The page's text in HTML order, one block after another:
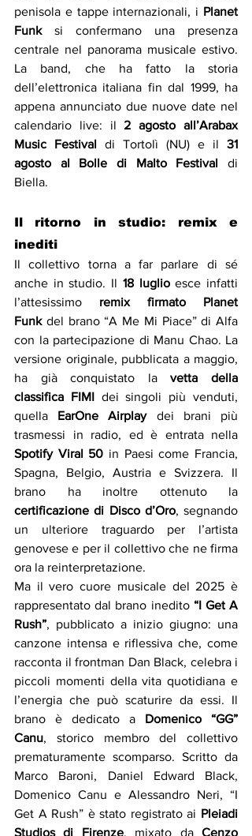
penisola e tappe internazionali, i Planet
Funk si confermano una presenza
centrale nel panorama musicale estivo.
La band, che ha fatto la storia
dell’elettronica italiana fin dal 1999, ha
appena annunciato due nuove date nel
calendario live: il 2 agosto all’Arabax
Music Festival di Tortolì (NU) e il 31
agosto al Bolle di Malto Festival di
Biella.
Il ritorno in studio: remix e
inediti
Il collettivo torna a far parlare di sé
anche in studio. Il 18 luglio esce infatti
l’attesissimo remix firmato Planet
Funk del brano “A Me Mi Piace” di Alfa
con la partecipazione di Manu Chao. La
versione originale, pubblicata a maggio,
ha già conquistato la vetta della
classifica FIMI dei singoli più venduti,
quella EarOne Airplay dei brani più
Spotify Viral 50 in Paesi come Francia,
Spagna, Belgio, Austria e Svizzera. Il
certificazione di Disco d’Oro, segnando
un ulteriore traguardo per l’artista
genovese e per il collettivo che ne firma
ora la reinterpretazione.
Ma il vero cuore musicale del 2025 è
rappresentato dal brano inedito “I Get A
Rush”, pubblicato a inizio giugno: una
canzone intensa e riflessiva che, come
racconta il frontman Dan Black, celebra i
piccoli momenti della vita quotidiana e
l’energia che può scaturire da essi. Il
brano è dedicato a Domenico “GG”
Canu, storico membro del collettivo
prematuramente scomparso. Scritto da
Marco Baroni, Daniel Edward Black,
Domenico Canu e Alessandro Neri, “I
Get A Rush” è stato registrato ai Pleiadi
Studios di Firenze, mixato da Cenzo